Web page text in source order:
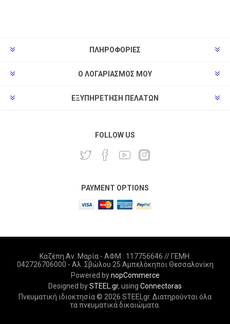
ΠΛΗΡΟΦΟΡΊΕΣ
Ο ΛΟΓΑΡΙΑΣΜΌΣ ΜΟΥ
ΕΞΥΠΗΡΈΤΗΣΗ ΠΕΛΑΤΏΝ
FOLLOW US
PAYMENT OPTIONS
Καζέπη Αν. Μαρία - ΑΦΜ : 117756646 // ΓΕΜΗ:
042726706000 - Αλ. Σβώλου 25 Αμπελόκηποι Θεσσαλονίκη
Powered bynopCommerce
Designed bySTEEL.gr, using Connectoras
Πνευματική ιδιοκτησία © 2026 STEELgr. Διατηρούνται όλα
τα πνευματικά δικαιώματα.